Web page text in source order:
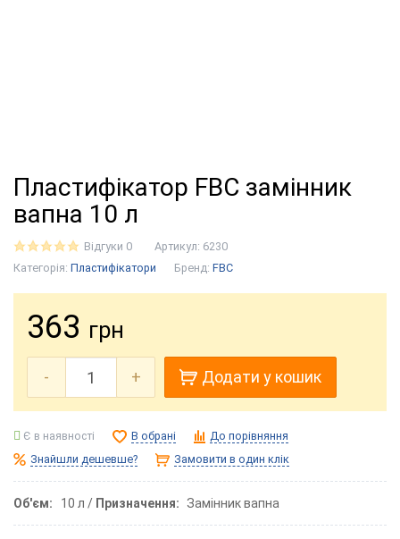
Пластифікатор FBC замінник
вапна 10 л
Відгуки 0 Артикул: 6230
Категорія: Пластифікатори Бренд: FBC
363 грн
- + Додати у кошик
Є в наявності В обрані
До порівняння
Знайшли дешевше?
Замовити в один клік
Об'єм 10 л Призначення Замінник вапна